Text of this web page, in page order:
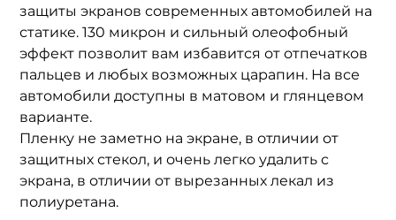
защиты экранов современных автомобилей на
статике. 130 микрон и сильный олеофобный
эффект позволит вам избавится от отпечатков
пальцев и любых возможных царапин. На все
автомобили доступны в матовом и глянцевом
варианте.
Пленку не заметно на экране, в отличии от
защитных стекол, и очень легко удалить с
экрана, в отличии от вырезанных лекал из
полиуретана.